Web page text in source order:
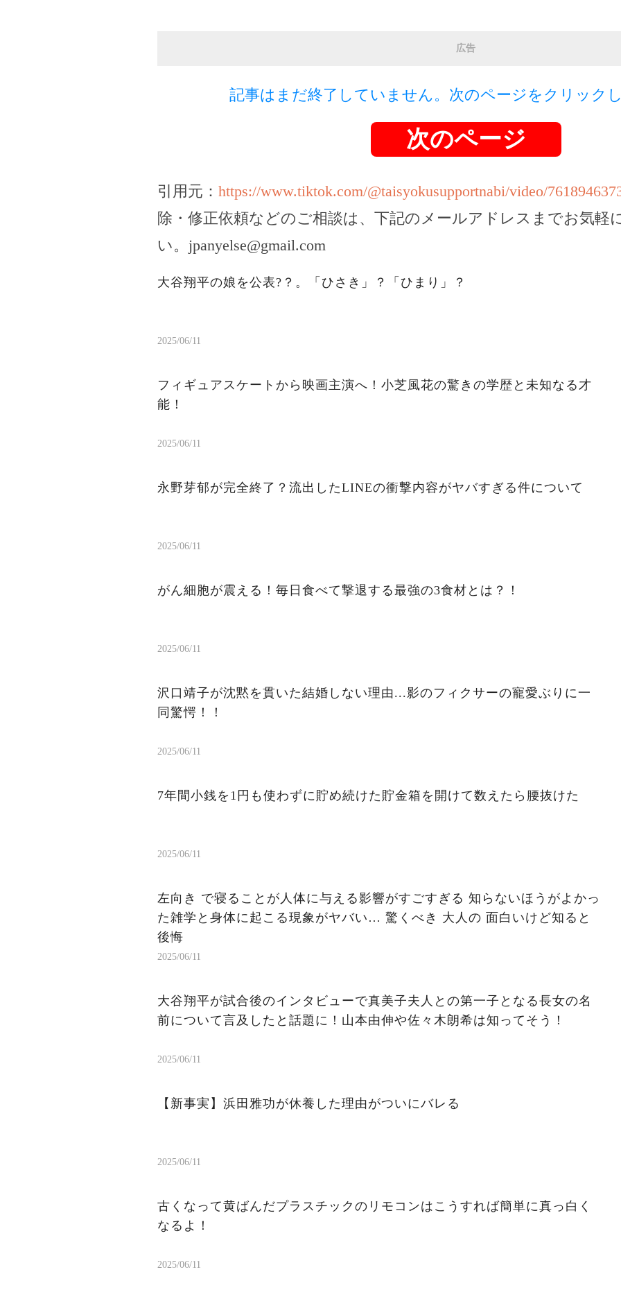
広告
記事はまだ終了していません。次のページをクリック
次のページ
引用元： https://www.tiktok.com/@taisyokusupportnabi/video/
除・修正依頼などのご相談は、下記のメールアドレスまでお気軽
い。 jpanyelse@gmail.com
大谷翔平の娘を公表?？。「ひさき」？「ひまり」？
2025/06/11
フィギュアスケートから映画主演へ！小芝風花の驚きの学歴と未知なる才
能！
2025/06/11
永野芽郁が完全終了？流出したLINEの衝撃内容がヤバすぎる件について
2025/06/11
がん細胞が震える！毎日食べて撃退する最強の3食材とは？！
2025/06/11
沢口靖子が沈黙を貫いた結婚しない理由...影のフィクサーの寵愛ぶりに一
同驚愕！！
2025/06/11
7年間小銭を1円も使わずに貯め続けた貯金箱を開けて数えたら腰抜けた
2025/06/11
左向き で寝ることが人体に与える影響がすごすぎる 知らないほうがよかっ
た雑学と身体に起こる現象がヤバい… 驚くべき 大人の 面白いけど知ると
後悔
2025/06/11
大谷翔平が試合後のインタビューで真美子夫人との第一子となる長女の名
前について言及したと話題に！山本由伸や佐々木朗希は知ってそう！
2025/06/11
【新事実】浜田雅功が休養した理由がついにバレる
2025/06/11
古くなって黄ばんだプラスチックのリモコンはこうすれば簡単に真っ白く
なるよ！
2025/06/11